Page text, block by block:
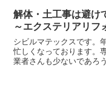
解体・土工事は避け
～エクステリアリフ
シビルマテックスです。
忙しくなっております。
業者さんも少ないであろ